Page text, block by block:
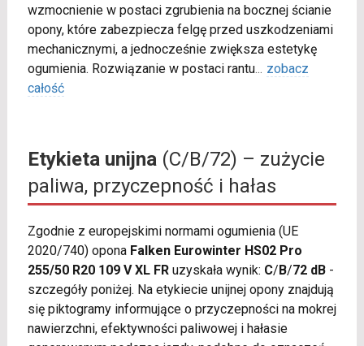
wzmocnienie w postaci zgrubienia na bocznej ścianie
opony, które zabezpiecza felgę przed uszkodzeniami
mechanicznymi, a jednocześnie zwiększa estetykę
ogumienia. Rozwiązanie w postaci rantu... zobacz
całość
Etykieta unijna(C/B/72) – zużycie
paliwa, przyczepność i hałas
Zgodnie z europejskimi normami ogumienia (UE
2020/740) opona Falken Eurowinter HS02 Pro
255/50 R20 109 V XL FRuzyskała wynik: C/B/72 dB-
szczegóły poniżej. Na etykiecie unijnej opony znajdują
się piktogramy informujące o przyczepności na mokrej
nawierzchni, efektywności paliwowej i hałasie